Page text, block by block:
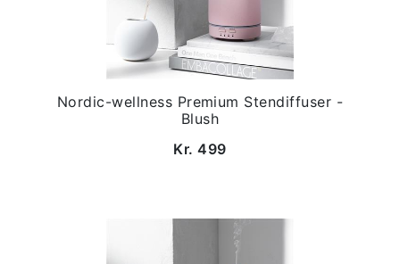
Nordic-wellness Premium Stendiffuser -
Blush
Kr. 499